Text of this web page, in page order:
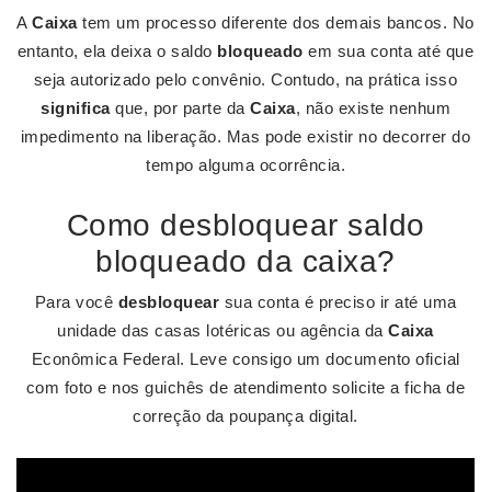
ACaixatem um processo diferente dos demais bancos. No
entanto, ela deixa o saldo bloqueado em sua conta até que
seja autorizado pelo convênio. Contudo, na prática isso
significaque, por parte da Caixa, não existe nenhum
impedimento na liberação. Mas pode existir no decorrer do
tempo alguma ocorrência.
Como desbloquear saldo
bloqueado da caixa?
Para você desbloquear sua conta é preciso ir até uma
unidade das casas lotéricas ou agência daCaixa
Econômica Federal. Leve consigo um documento oficial
com foto e nos guichês de atendimento solicite a ficha de
correção da poupança digital.